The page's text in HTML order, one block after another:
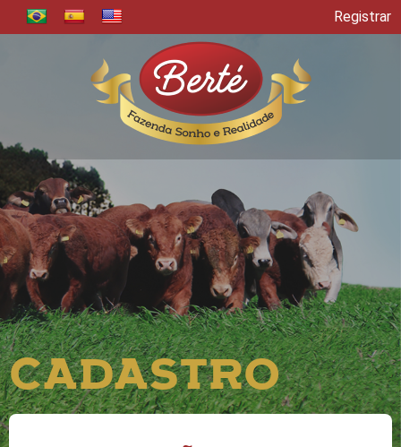
Registrar
CADASTRO